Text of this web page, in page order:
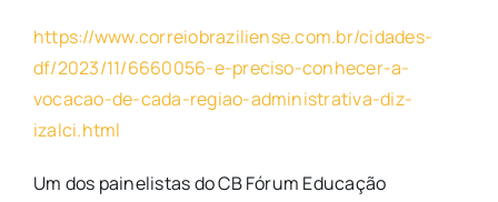
https://www.correiobraziliense.com.br/cidades-
df/2023/11/6660056-e-preciso-conhecer-a-
vocacao-de-cada-regiao-administrativa-diz-
izalci.html
Um dos painelistas do CB Fórum Educação